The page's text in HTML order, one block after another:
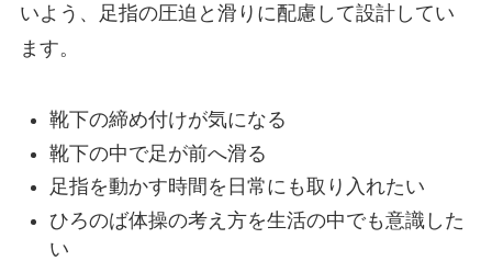
いよう、足指の圧迫と滑りに配慮して設計してい
ます。
靴下の締め付けが気になる
靴下の中で足が前へ滑る
足指を動かす時間を日常にも取り入れたい
ひろのば体操の考え方を生活の中でも意識した
い